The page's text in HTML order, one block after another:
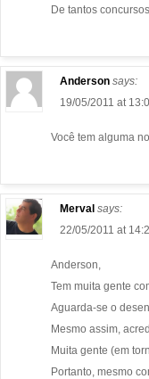
De tantos
Anderson says:
19/05/2011 at
Você tem alguma
Merval says:
22/05/2011 at
Anderson,
Tem muita gente
Aguarda-se o
Mesmo assim,
Muita gente (em
Portanto, mesmo